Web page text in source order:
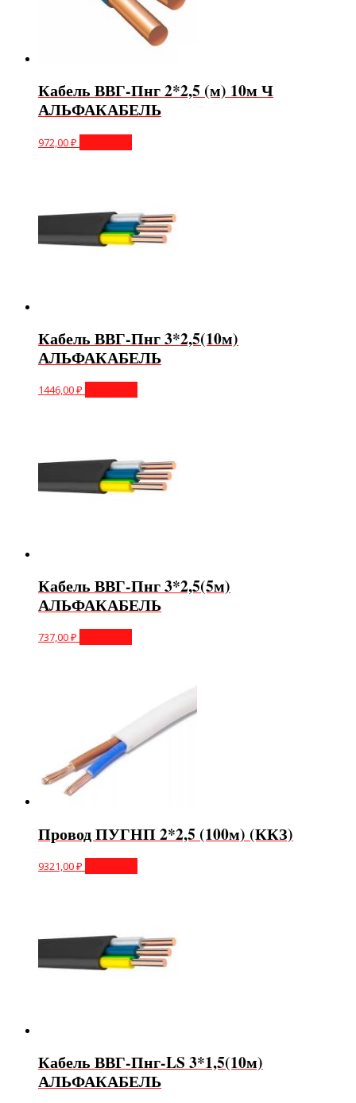
Кабель ВВГ-Пнг 2*2,5 (м) 10м Ч
АЛЬФАКАБЕЛЬ
972,00₽
Кабель ВВГ-Пнг 3*2,5(10м)
АЛЬФАКАБЕЛЬ
1446,00₽
Кабель ВВГ-Пнг 3*2,5(5м)
АЛЬФАКАБЕЛЬ
737,00₽
Провод ПУГНП 2*2,5 (100м) (ККЗ)
9321,00₽
Кабель ВВГ-Пнг-LS 3*1,5(10м)
АЛЬФАКАБЕЛЬ